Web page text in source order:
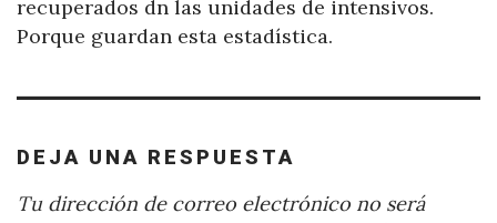
recuperados dn las unidades de intensivos.
Porque guardan esta estadística.
DEJA UNA RESPUESTA
Tu dirección de correo electrónico no será